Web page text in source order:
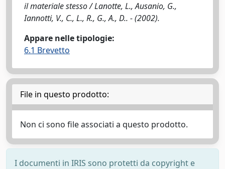
il materiale stesso / Lanotte, L., Ausanio, G.,
Iannotti, V., C., L., R., G., A., D.. - (2002).
Appare nelle tipologie:
6.1 Brevetto
File in questo prodotto:
Non ci sono file associati a questo prodotto.
I documenti in IRIS sono protetti da copyright e